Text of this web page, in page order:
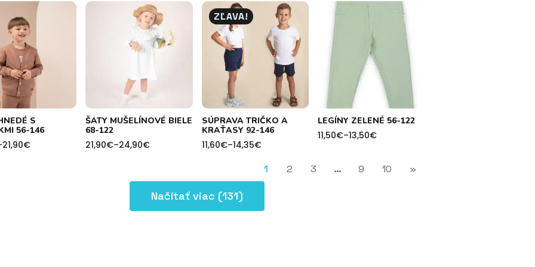
through
13,50€
through
15,80€
S
56-146
21,90€
ŠATY MUŠELÍNOVÉ BIELE
68-122
21,90€–24,90€
Price
ZĽAVA!
SÚPRAVA TRIČKO A
KRAŤASY 92-146
11,60€–14,35€
Price
LEGÍNY ZELENÉ 56-122
11,50€–13,50€
Price
through
1 2 3 … 9 10 »
Načítať viac (131)